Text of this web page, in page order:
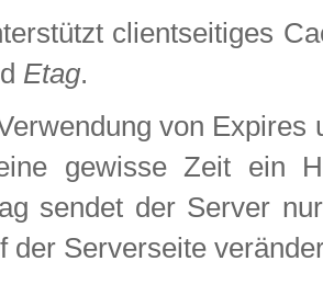
clientseitiges
Etag.
von
gewisse Zeit ein
sendet der Server
der Serverseite